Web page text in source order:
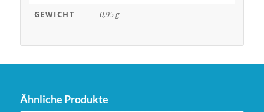
GEWICHT
0,95 g
Ähnliche Produkte